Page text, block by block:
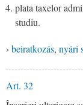
plata taxelor
studiu.
› beiratkozás, nyári
Art. 32